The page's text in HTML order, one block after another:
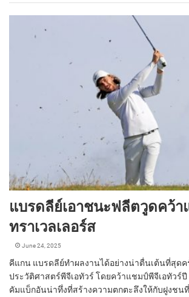
แบรดลีย์เอาชนะฟลีตวูดคว้
ทราเวลเลอร์ส
June 24, 2025
คีแกน แบรดลีย์ทำผลงานได้อย่างน่าตื่นเต้นที่สุดค
ประวัติศาสตร์พีจีเอทัวร์ โดยคว้าแชมป์พีจีเอทัวร์ปี
คัมแบ็กอันน่าทึ่งที่สร้างความตกตะลึงให้กับฝูงชนที่